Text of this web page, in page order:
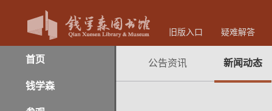
旧版入口 疑难解答
首页
钱学森
公告资讯 新闻动态